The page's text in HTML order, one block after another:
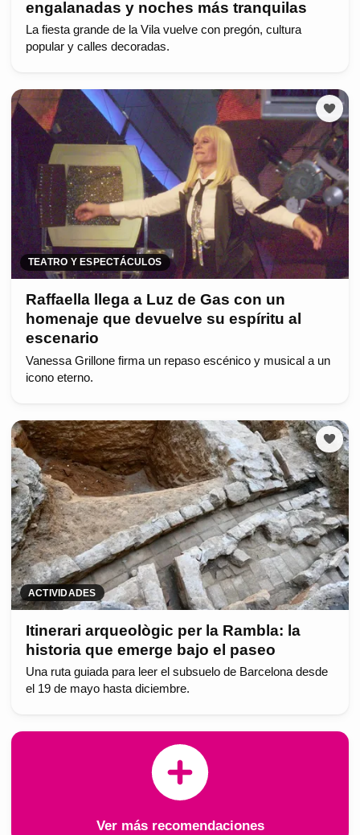
engalanadas y noches más tranquilas
La fiesta grande de la Vila vuelve con pregón, cultura
popular y calles decoradas.
TEATRO Y ESPECTÁCULOS
Raffaella llega a Luz de Gas con un
homenaje que devuelve su espíritu al
escenario
Vanessa Grillone firma un repaso escénico y musical a un
icono eterno.
ACTIVIDADES
Itinerari arqueològic per la Rambla: la
historia que emerge bajo el paseo
Una ruta guiada para leer el subsuelo de Barcelona desde
el 19 de mayo hasta diciembre.
Ver más recomendaciones